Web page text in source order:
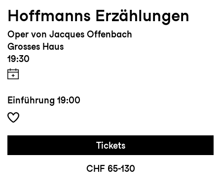
Hoffmanns Erzählungen
Oper von Jacques Offenbach
Grosses Haus
19:30
Einführung 19:00
Tickets
CHF 65-130